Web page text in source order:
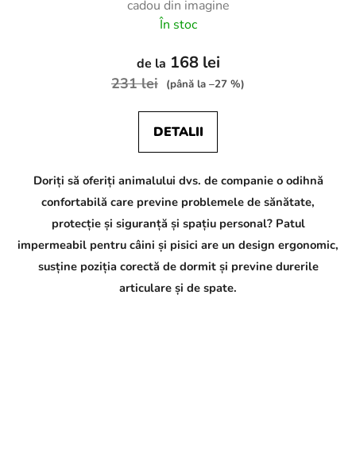
cadou din imagine
În stoc
de la 168 lei
231 lei (până la –27 %)
DETALII
Doriți să oferiți animalului dvs. de companie o odihnă
confortabilă care previne problemele de sănătate,
protecție și siguranță și spațiu personal? Patul
impermeabil pentru câini și pisici are un design ergonomic,
susține poziția corectă de dormit și previne durerile
articulare și de spate.